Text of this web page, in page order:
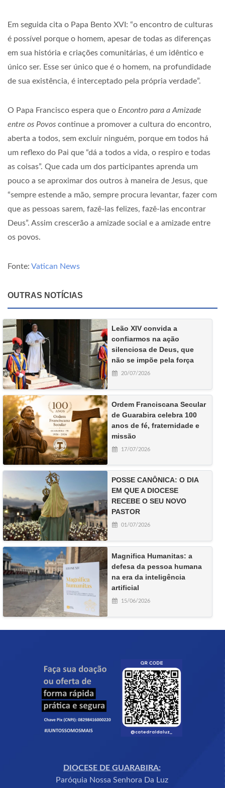
Em seguida cita o Papa Bento XVI: “o encontro de culturas
é possível porque o homem, apesar de todas as diferenças
em sua história e criações comunitárias, é um idêntico e
único ser. Esse ser único que é o homem, na profundidade
de sua existência, é interceptado pela própria verdade”.
O Papa Francisco espera que o Encontro para a Amizade
entre os Povos continue a promover a cultura do encontro,
aberta a todos, sem excluir ninguém, porque em todos há
um reflexo do Pai que “dá a todos a vida, o respiro e todas
as coisas”. Que cada um dos participantes aprenda um
pouco a se aproximar dos outros à maneira de Jesus, que
“sempre estende a mão, sempre procura levantar, fazer com
que as pessoas sarem, fazê-las felizes, fazê-las encontrar
Deus”. Assim crescerão a amizade social e a amizade entre
os povos.
Fonte: Vatican News
OUTRAS NOTÍCIAS
Leão XIV convida a
confiarmos na ação
silenciosa de Deus, que
não se impõe pela força
20/07/2026
Ordem Franciscana Secular
de Guarabira celebra 100
anos de fé, fraternidade e
missão
17/07/2026
POSSE CANÔNICA: O DIA
EM QUE A DIOCESE
RECEBE O SEU NOVO
PASTOR
01/07/2026
Magnifica Humanitas: a
defesa da pessoa humana
na era da inteligência
artificial
15/06/2026
DIOCESE DE GUARABIRA:
Paróquia Nossa Senhora Da Luz